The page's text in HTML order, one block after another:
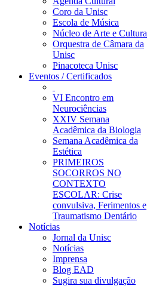
Coro da Unisc
Escola de Música
Núcleo de Arte e Cultura
Orquestra de Câmara da
Unisc
Pinacoteca Unisc
Eventos / Certificados
VI Encontro em
Neurociências
XXIV Semana
Acadêmica da Biologia
Semana Acadêmica da
Estética
PRIMEIROS
SOCORROS NO
CONTEXTO
ESCOLAR: Crise
convulsiva, Ferimentos e
Traumatismo Dentário
Notícias
Jornal da Unisc
Notícias
Imprensa
Blog EAD
Sugira sua divulgação